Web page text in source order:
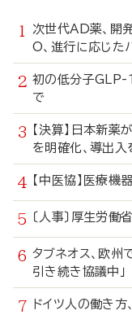
次世代AD薬、開
O、進行に応じた
初の低分子GLP-
で
【決算】日本新
を明確化、導出入
【中医協】医療
〔人事〕厚生労
タブネオス、欧
引き続き協議中」
ドイツ人の働き